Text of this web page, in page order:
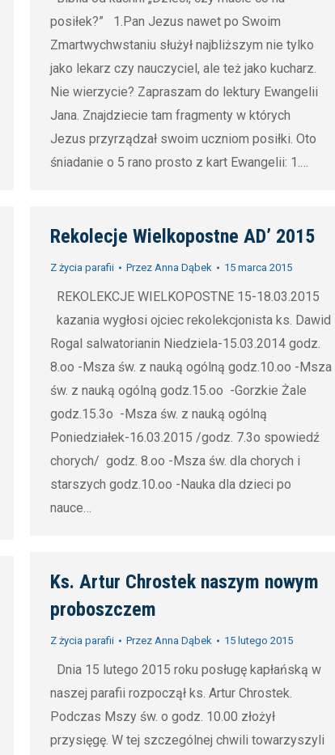
posiłek?” 1.Pan Jezus nawet po Swoim
Zmartwychwstaniu służył najbliższym nie tylko
jako lekarz czy nauczyciel, ale też jako kucharz.
Nie wierzycie? Zapraszam do lektury Ewangelii
Jana. Znajdziecie tam fragmenty w których
Jezus przyrządzał swoim uczniom posiłki. Oto
śniadanie o 5 rano prosto z kart Ewangelii: 1.…
Rekolecje Wielkopostne AD’ 2015
Z życia parafii Przez Anna Dąbek 15 marca 2015
REKOLEKCJE WIELKOPOSTNE 15-18.03.2015
kazania wygłosi ojciec rekolekcjonista ks. Dawid
Rogal salwatorianin Niedziela-15.03.2014 godz.
8.oo -Msza św. z nauką ogólną godz.10.oo -Msza
św. z nauką ogólną godz.15.oo -Gorzkie Żale
godz.15.3o -Msza św. z nauką ogólną
Poniedziałek-16.03.2015 /godz. 7.3o spowiedź
chorych/ godz. 8.oo -Msza św. dla chorych i
starszych godz.10.oo -Nauka dla dzieci po
nauce…
Ks. Artur Chrostek naszym nowym
proboszczem
Z życia parafii Przez Anna Dąbek 15 lutego 2015
Dnia 15 lutego 2015 roku posługę kapłańską w
naszej parafii rozpoczął ks. Artur Chrostek.
Podczas Mszy św. o godz. 10.00 złożył
przysięgę. W tej szczególnej chwili towarzyszyli